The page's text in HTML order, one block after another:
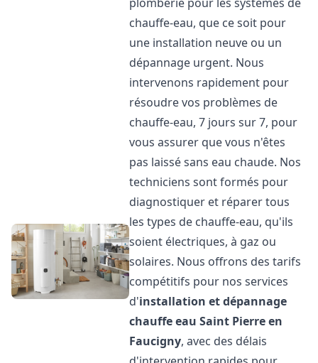
chauffe-eau, que ce soit pour
une installation neuve ou un
dépannage urgent. Nous
intervenons rapidement pour
résoudre vos problèmes de
chauffe-eau, 7 jours sur 7, pour
vous assurer que vous n'êtes
pas laissé sans eau chaude. Nos
techniciens sont formés pour
diagnostiquer et réparer tous
les types de chauffe-eau, qu'ils
soient électriques, à gaz ou
solaires. Nous offrons des tarifs
compétitifs pour nos services
d'installation et dépannage
chauffe eau Saint Pierre en
Faucigny, avec des délais